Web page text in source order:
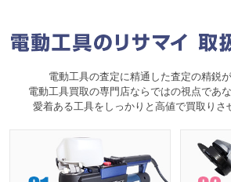
電動工具の査定に精通した査定の精鋭が
電動工具買取の専門店ならではの視点であ
愛着ある工具をしっかりと高値で買取りさ